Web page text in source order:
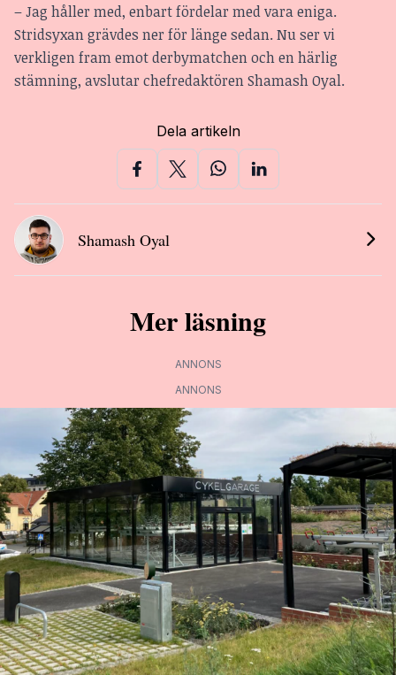
– Jag håller med, enbart fördelar med vara eniga.
Stridsyxan grävdes ner för länge sedan. Nu ser vi
verkligen fram emot derbymatchen och en härlig
stämning, avslutar chefredaktören Shamash Oyal.
Dela artikeln
Shamash Oyal
Mer läsning
ANNONS
ANNONS